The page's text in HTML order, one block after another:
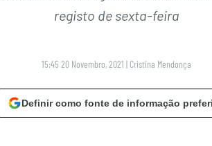
registo de sexta-feira
15:45 20 Novembro, 2021 | Cristina Mendonça
Definir como fonte de informação